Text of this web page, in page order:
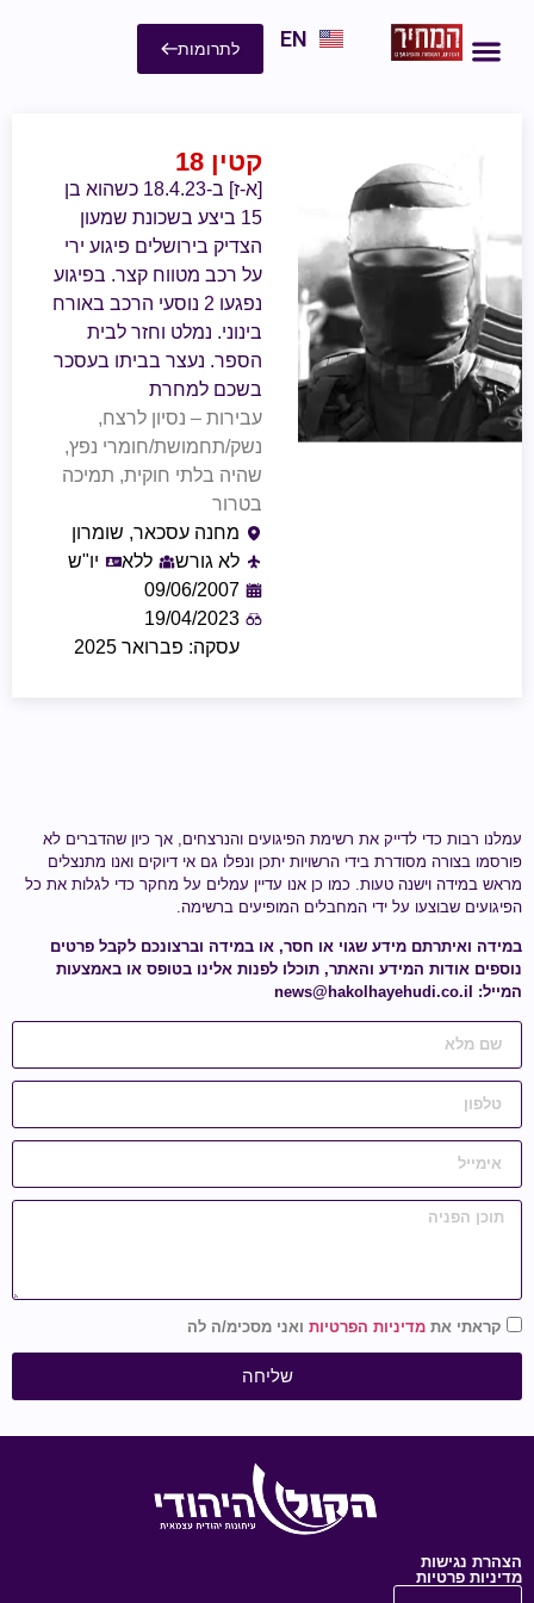
EN לתרומות
קטין 18
[א-ז] ב-18.4.23 כשהוא בן
15 ביצע בשכונת שמעון
הצדיק בירושלים פיגוע ירי
על רכב מטווח קצר. בפיגוע
נפגעו 2 נוסעי הרכב באורח
בינוני. נמלט וחזר לבית
הספר. נעצר בביתו בעסכר
בשכם למחרת
עבירות – נסיון לרצח,
נשק/תחמושת/חומרי נפץ,
שהיה בלתי חוקית, תמיכה
בטרור
מחנה עסכאר, שומרון
לא גורש
ללא
יו"ש
09/06/2007
19/04/2023
עסקה: פברואר 2025
עמלנו רבות כדי לדייק את רשימת הפיגועים והנרצחים, אך כיון שהדברים לא
פורסמו בצורה מסודרת בידי הרשויות יתכן ונפלו גם אי דיוקים ואנו מתנצלים
מראש במידה וישנה טעות. כמו כן אנו עדיין עמלים על מחקר כדי לגלות את כל
הפיגועים שבוצעו על ידי המחבלים המופיעים ברשימה.
במידה ואיתרתם מידע שגוי או חסר, או במידה וברצונכם לקבל פרטים
נוספים אודות המידע והאתר, תוכלו לפנות אלינו בטופס או באמצעות
המייל:
news@hakolhayehudi.co.il
קראתי את מדיניות הפרטיות ואני מסכימ/ה לה
שליחה
הצהרת נגישות
מדיניות פרטיות